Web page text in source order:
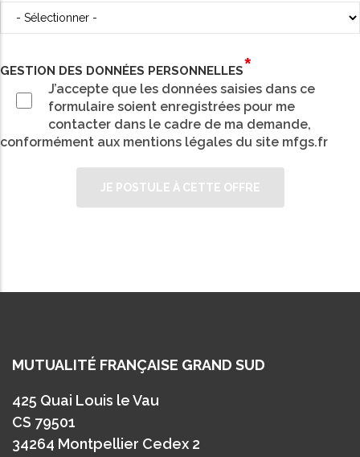
GESTION DES DONNÉES PERSONNELLES
J’accepte que les données saisies dans ce
formulaire soient enregistrées pour me
contacter dans le cadre de ma demande,
conformément aux mentions légales du site mfgs.fr
MUTUALITÉ FRANÇAISE GRAND SUD
425 Quai Louis le Vau
CS 79501
34264 Montpellier Cedex 2